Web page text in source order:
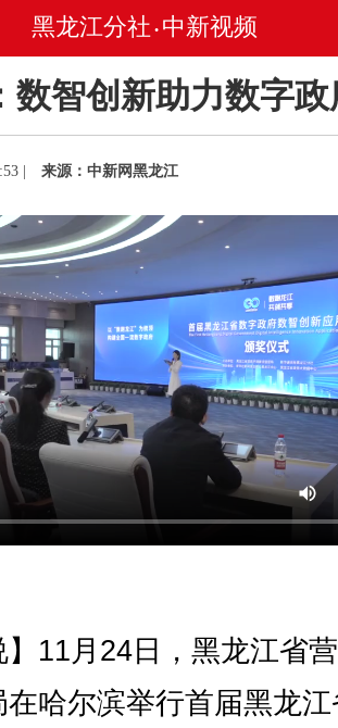
黑龙江分社 • 中新视频
数智创新助力数字
| 来源：中新网黑龙江
月24日，黑龙江省
在哈尔滨举行首届黑龙